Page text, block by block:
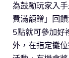
為鼓勵玩家入
費滿額贈」回
5點就可參加好
外，在指定攤